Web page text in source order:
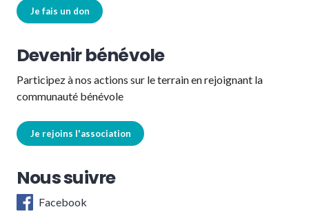
Je fais un don
Devenir bénévole
Participez à nos actions sur le terrain en rejoignant la
communauté bénévole
Je rejoins l'association
Nous suivre
Facebook